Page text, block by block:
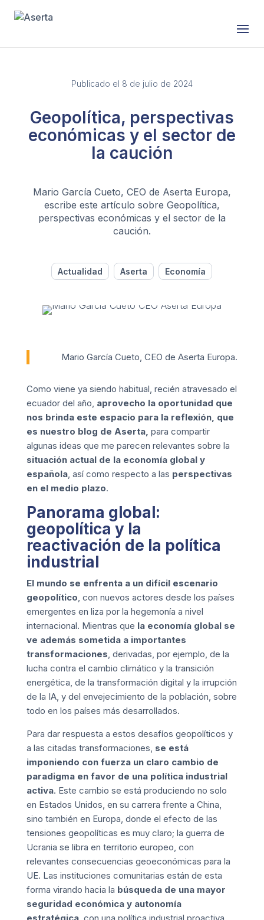
Saltar al contenido
Publicado el 8 de julio de 2024
Geopolítica, perspectivas
económicas y el sector de
la caución
Mario García Cueto, CEO de Aserta Europa,
escribe este artículo sobre Geopolítica,
perspectivas económicas y el sector de la
caución.
Actualidad Aserta Economía
Mario García Cueto, CEO de Aserta Europa.
Como viene ya siendo habitual, recién atravesado el
ecuador del año, aprovecho la oportunidad que
nos brinda este espacio para la reflexión, que
es nuestro blog de Aserta, para compartir
algunas ideas que me parecen relevantes sobre la
situación actual de la economía global y
española, así como respecto a las perspectivas
en el medio plazo.
Panorama global:
geopolítica y la
reactivación de la política
industrial
El mundo se enfrenta a un difícil escenario
geopolítico, con nuevos actores desde los países
emergentes en liza por la hegemonía a nivel
internacional. Mientras que la economía global se
ve además sometida a importantes
transformaciones, derivadas, por ejemplo, de la
lucha contra el cambio climático y la transición
energética, de la transformación digital y la irrupción
de la IA, y del envejecimiento de la población, sobre
todo en los países más desarrollados.
Para dar respuesta a estos desafíos geopolíticos y
a las citadas transformaciones, se está
imponiendo con fuerza un claro cambio de
paradigma en favor de una política industrial
activa. Este cambio se está produciendo no solo
en Estados Unidos, en su carrera frente a China,
sino también en Europa, donde el efecto de las
tensiones geopolíticas es muy claro; la guerra de
Ucrania se libra en territorio europeo, con
relevantes consecuencias geoeconómicas para la
UE. Las instituciones comunitarias están de esta
forma virando hacia la búsqueda de una mayor
seguridad económica y autonomía